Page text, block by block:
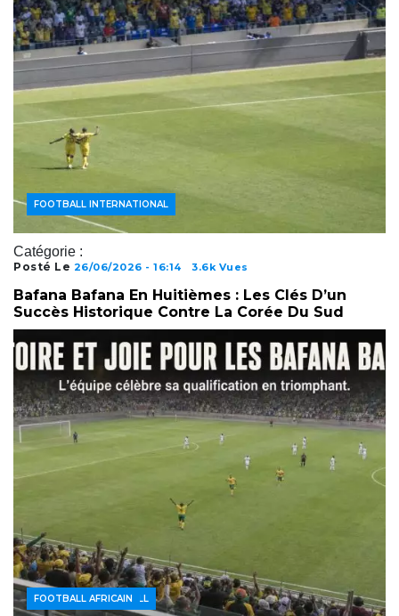
Catégorie :
ACTUALITÉS FOOTBALL
FOOTBALL INTERNATIONAL
Posté Le 26/06/2026 - 16:14 3.6k Vues
Bafana Bafana En Huitièmes : Les Clés D’un
Succès Historique Contre La Corée Du Sud
ACTUALITÉS FOOTBALL
FOOTBALL AFRICAIN